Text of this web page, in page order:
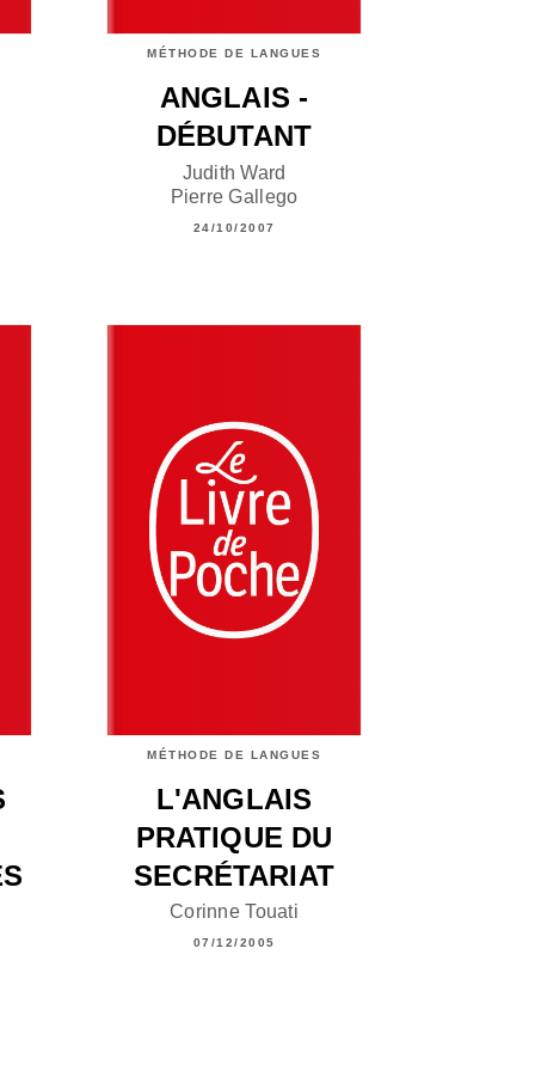
MÉTHODE DE LANGUES
ANGLAIS -
DÉBUTANT
Judith Ward
Pierre Gallego
24/10/2007
MÉTHODE DE LANGUES
L'ANGLAIS
PRATIQUE DU
SECRÉTARIAT
Corinne Touati
07/12/2005